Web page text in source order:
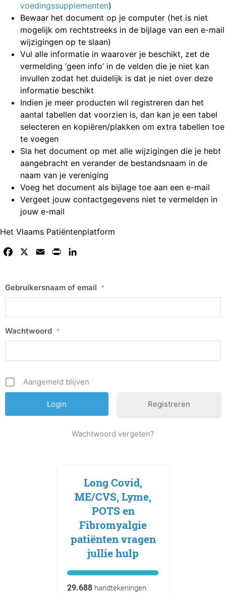
voedingssupplementen)
Bewaar het document op je computer (het is niet
mogelijk om rechtstreeks in de bijlage van een e-mail
wijzigingen op te slaan)
Vul alle informatie in waarover je beschikt, zet de
vermelding ‘geen info’ in de velden die je niet kan
invullen zodat het duidelijk is dat je niet over deze
informatie beschikt
Indien je meer producten wil registreren dan het
aantal tabellen dat voorzien is, dan kan je een tabel
selecteren en kopiëren/plakken om extra tabellen toe
te voegen
Sla het document op met alle wijzigingen die je hebt
aangebracht en verander de bestandsnaam in de
naam van je vereniging
Voeg het document als bijlage toe aan een e-mail
Vergeet jouw contactgegevens niet te vermelden in
jouw e-mail
Het Vlaams Patiëntenplatform
Facebook Email Print
Gebruikersnaam of email *
Wachtwoord *
Aangemeld blijven
Registreren
Wachtwoord vergeten?
Long Covid,
ME/CVS, Lyme,
POTS en
Fibromyalgie
patiënten vragen
jullie hulp
29.688handtekeningen